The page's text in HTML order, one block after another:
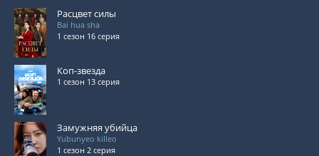
Расцвет силы
Bai hua sha
1 сезон 16 серия
Коп-звезда
1 сезон 13 серия
Замужняя убийца
Yubunyeo killeo
1 сезон 2 серия